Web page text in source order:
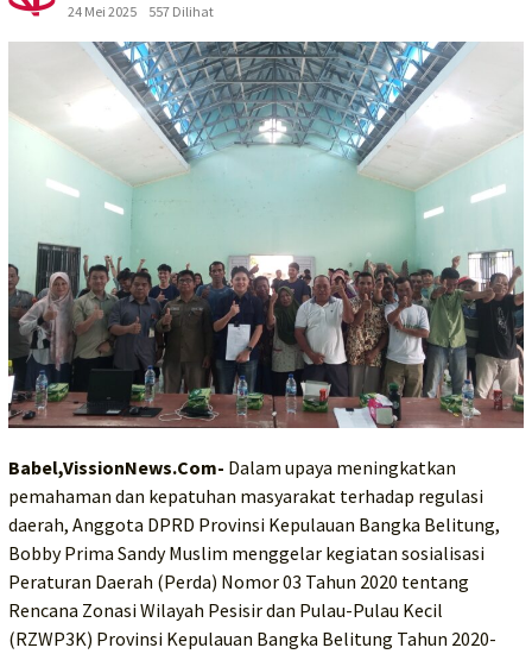
24 Mei 2025
557 Dilihat
Babel,VissionNews.Com- Dalam upaya meningkatkan
pemahaman dan kepatuhan masyarakat terhadap regulasi
daerah, Anggota DPRD Provinsi Kepulauan Bangka Belitung,
Bobby Prima Sandy Muslim menggelar kegiatan sosialisasi
Peraturan Daerah (Perda) Nomor 03 Tahun 2020 tentang
Rencana Zonasi Wilayah Pesisir dan Pulau-Pulau Kecil
(RZWP3K) Provinsi Kepulauan Bangka Belitung Tahun 2020-